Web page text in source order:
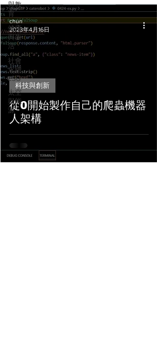
與教
育
健康
與生
活
社會
永續
ESG
太空
與能
源
從0開始製作自己的爬蟲機器
人架構
科技與創新
chun
2023年4月16日